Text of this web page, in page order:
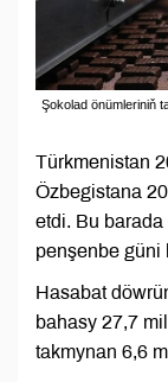
Şokolad önümleriniň
Türkmenistan
Özbegistana
etdi. Bu
penşenbe güni
Hasabat
bahasy 27,7
takmynan 6,6